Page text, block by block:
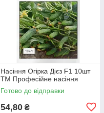
Насіння Огірка Дієз F1 10шт
ТМ Професійне насіння
Готово до відправки
54,80 ₴